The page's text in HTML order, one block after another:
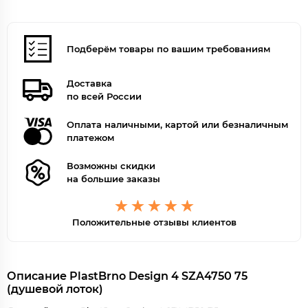
Подберём товары по вашим требованиям
Доставка
по всей России
Оплата наличными, картой или безналичным
платежом
Возможны скидки
на большие заказы
Положительные отзывы клиентов
Описание PlastBrno Design 4 SZA4750 75
(душевой лоток)